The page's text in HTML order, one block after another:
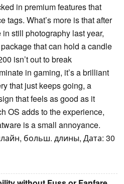
in premium features that
tags. What’s more is that after
still photography last year,
that can hold a candle
isn’t out to break
in gaming, it’s a brilliant
that just keeps going, a
that feels as good as it
OS adds to the experience,
is a small annoyance.
больш. длины, Дата: 30